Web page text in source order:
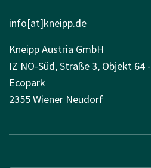
info[at]kneipp.de
Kneipp Austria GmbH
IZ NÖ-Süd, Straße 3, Objekt 64 -
Ecopark
2355 Wiener Neudorf